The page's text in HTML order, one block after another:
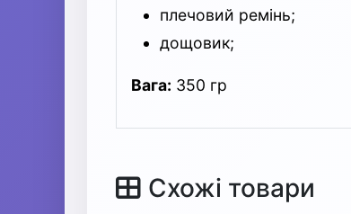
плечовий ремінь;
дощовик;
Вага: 350 гр
Схожі товари